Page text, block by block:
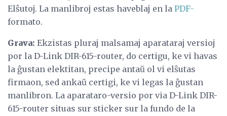
Elŝutoj. La manlibroj estas haveblaj en la PDF-
formato.
Grava: Ekzistas pluraj malsamaj aparataraj versioj
por la D-Link DIR-615-router, do certigu, ke vi havas
la ĝustan elektitan, precipe antaŭ ol vi elŝutas
firmaon, sed ankaŭ certigi, ke vi legas la ĝustan
manlibron. La aparataro-versio por via D-Link DIR-
615-router situas sur sticker sur la fundo de la